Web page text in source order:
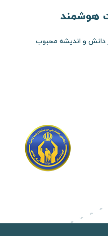
هوشمند
دانش و اندیشه محبوب